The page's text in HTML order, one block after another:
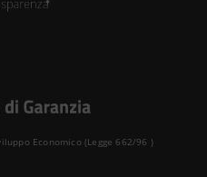
Economico (Legge 662/96 )